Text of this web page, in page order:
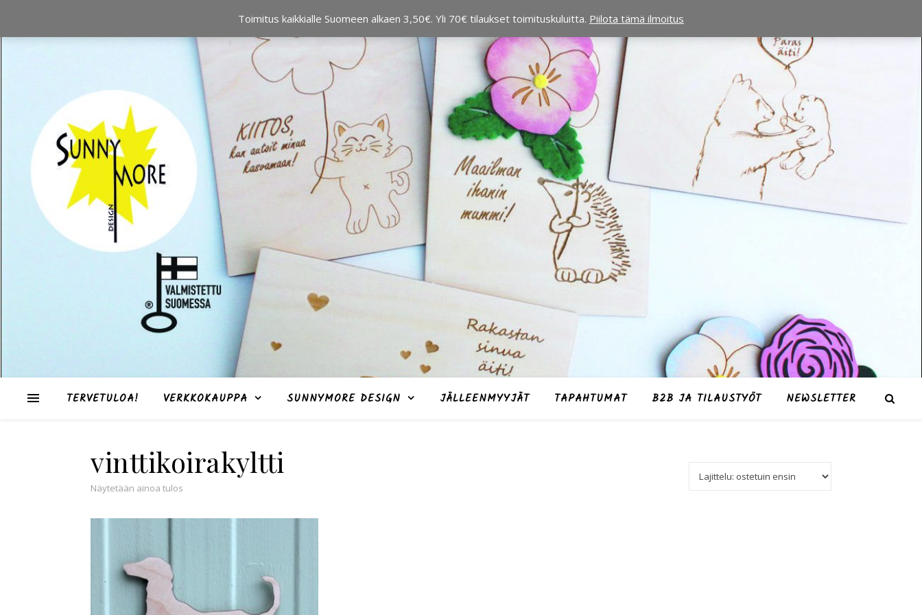
TERVETULOA! VERKKOKAUPPA SUNNYMORE DESIGN JÄLLEENMYYJÄT TAPAHTUMAT B2B JA TILAUSTYÖT NEWSLETTER
vinttikoirakyltti
Näytetään ainoa tulos
Toimitus kaikkialle Suomeen alkaen 3,50€. Yli 70€ tilaukset toimituskuluitta. Piilota tämä ilmoitus